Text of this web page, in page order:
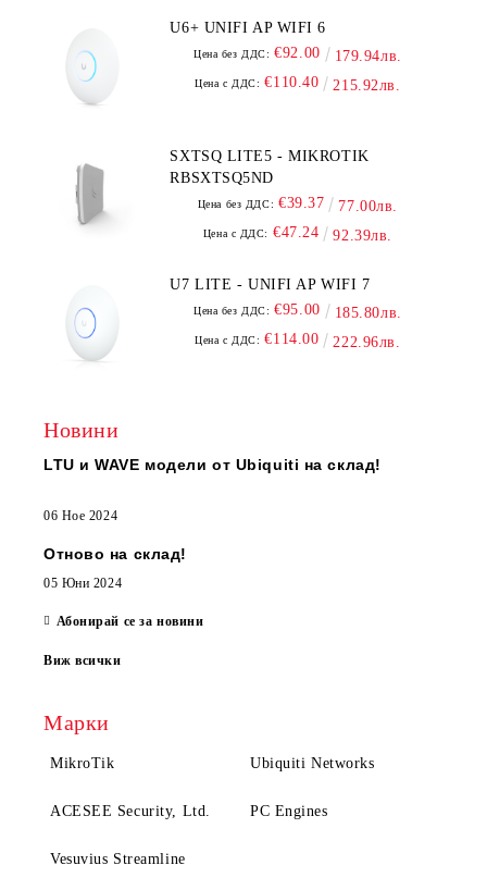
U6+ UNIFI AP WIFI 6
Цена без ДДС: €92.00 179.94лв.
Цена с ДДС: €110.40 215.92лв.
SXTSQ LITE5 - MIKROTIK
RBSXTSQ5ND
Цена без ДДС: €39.37 77.00лв.
Цена с ДДС: €47.24 92.39лв.
U7 LITE - UNIFI AP WIFI 7
Цена без ДДС: €95.00 185.80лв.
Цена с ДДС: €114.00 222.96лв.
Новини
LTU и WAVE модели от Ubiquiti на склад!
06 Ное 2024
Отново на склад!
05 Юни 2024
Абонирай се за новини
Виж всички
Марки
MikroTik Ubiquiti Networks
ACESEE Security, Ltd. PC Engines
Vesuvius Streamline